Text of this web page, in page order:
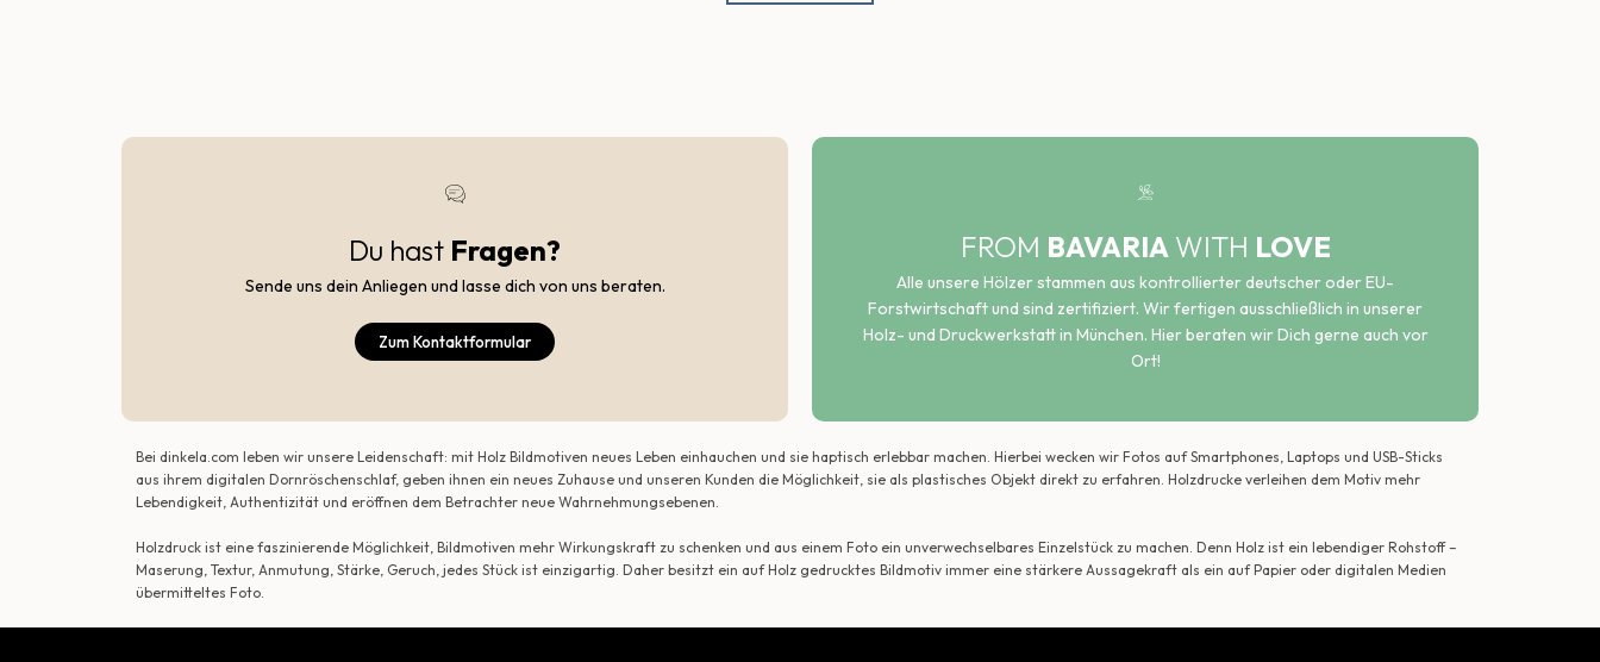
Du hast Fragen?
Sende uns dein Anliegen und lasse dich von uns beraten.
Zum Kontaktformular
FROM BAVARIA WITH LOVE
Alle unsere Hölzer stammen aus kontrollierter deutscher oder EU-
Forstwirtschaft und sind zertifiziert. Wir fertigen ausschließlich in unserer
Holz- und Druckwerkstatt in München. Hier beraten wir Dich gerne auch vor
Ort!
Bei dinkela.com leben wir unsere Leidenschaft: mit Holz Bildmotiven neues Leben einhauchen und sie haptisch erlebbar machen. Hierbei wecken wir Fotos auf Smartphones, Laptops und USB-Sticks
aus ihrem digitalen Dornröschenschlaf, geben ihnen ein neues Zuhause und unseren Kunden die Möglichkeit, sie als plastisches Objekt direkt zu erfahren. Holzdrucke verleihen dem Motiv mehr
Lebendigkeit, Authentizität und eröffnen dem Betrachter neue Wahrnehmungsebenen.
Holzdruck ist eine faszinierende Möglichkeit, Bildmotiven mehr Wirkungskraft zu schenken und aus einem Foto ein unverwechselbares Einzelstück zu machen. Denn Holz ist ein lebendiger Rohstoff –
Maserung, Textur, Anmutung, Stärke, Geruch, jedes Stück ist einzigartig. Daher besitzt ein auf Holz gedrucktes Bildmotiv immer eine stärkere Aussagekraft als ein auf Papier oder digitalen Medien
übermitteltes Foto.